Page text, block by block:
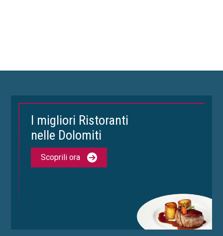
I migliori Ristoranti
nelle Dolomiti
Scoprili ora